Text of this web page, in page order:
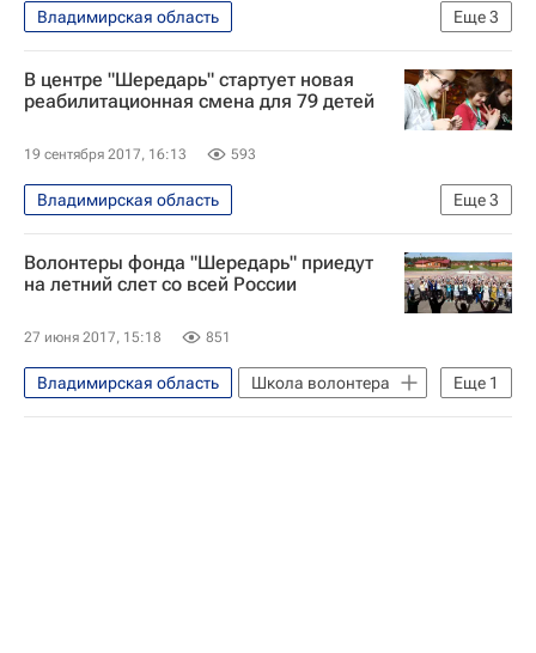
Еще3
Владимирская область
Медицинское волонтерство - Школа волонтера
Школа волонтера
В центре "Шередарь" стартует новая
реабилитационная смена для 79 детей
19 сентября 2017, 16:13 593
Еще3
Владимирская область
Жизнь без преград
Детские вопросы
Фонд "Шередарь"
Волонтеры фонда "Шередарь" приедут
на летний слет со всей России
27 июня 2017, 15:18 851
Еще 1
Владимирская область
Школа волонтера
Социальное волонтерство - Школа волонтера